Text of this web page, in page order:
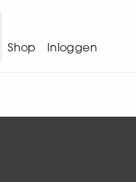
Shop Inloggen